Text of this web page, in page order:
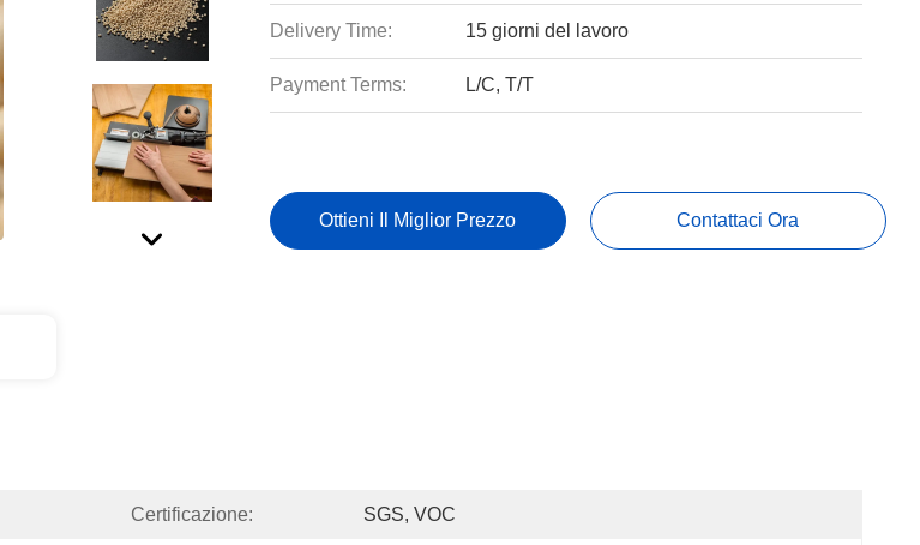
Delivery Time: 15 giorni del lavoro
Payment Terms: L/C, T/T
Ottieni Il Miglior Prezzo Contattaci Ora
Certificazione: SGS, VOC